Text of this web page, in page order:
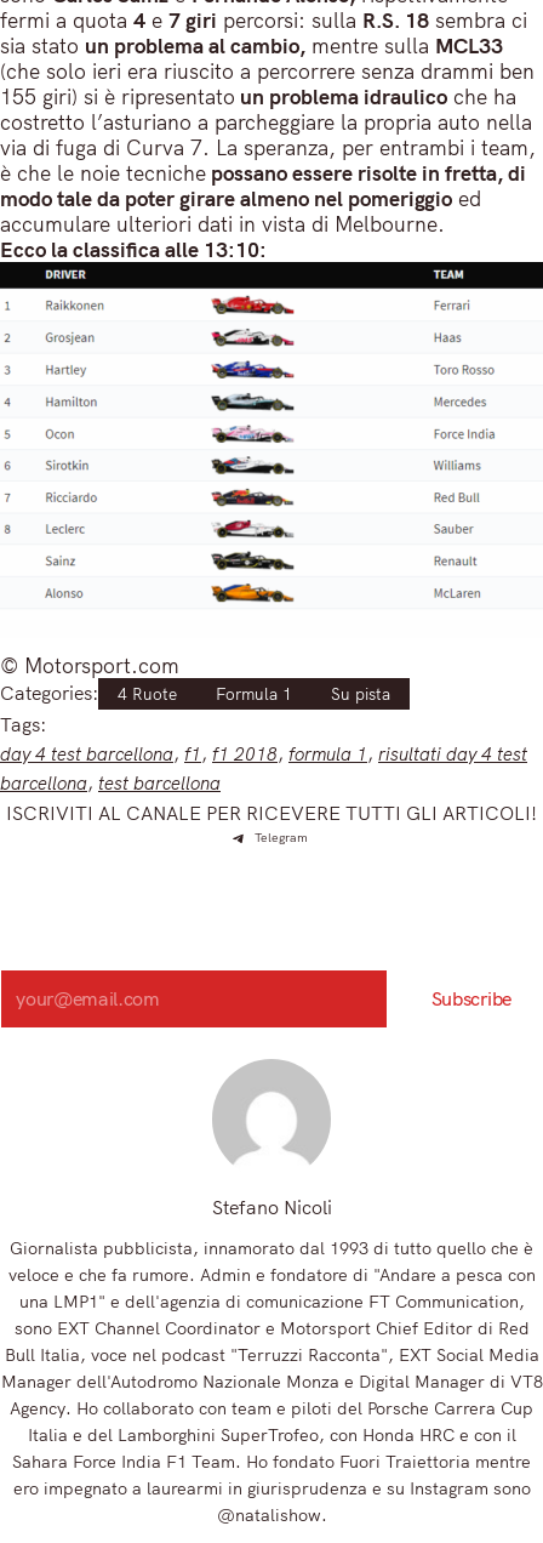
fermi a quota 4 e 7 giri percorsi: sulla R.S. 18 sembra ci
sia stato un problema al cambio, mentre sulla MCL33
(che solo ieri era riuscito a percorrere senza drammi ben
155 giri) si è ripresentato un problema idraulico che ha
costretto l’asturiano a parcheggiare la propria auto nella
via di fuga di Curva 7. La speranza, per entrambi i team,
è che le noie tecniche possano essere risolte in fretta, di
modo tale da poter girare almeno nel pomeriggio ed
accumulare ulteriori dati in vista di Melbourne.
Ecco la classifica alle 13:10:
© Motorsport.com
Categories: 4 Ruote Formula 1 Su pista
Tags:
day 4 test barcellona, f1 , f1 2018, formula 1 , risultati day 4 test
barcellona, test barcellona
ISCRIVITI AL CANALE PER RICEVERE TUTTI GLI ARTICOLI!
Telegram
Search
Subscribe
Stefano Nicoli
Giornalista pubblicista, innamorato dal 1993 di tutto quello che è
veloce e che fa rumore. Admin e fondatore di "Andare a pesca con
una LMP1" e dell'agenzia di comunicazione FT Communication,
sono EXT Channel Coordinator e Motorsport Chief Editor di Red
Bull Italia, voce nel podcast "Terruzzi Racconta", EXT Social Media
Manager dell'Autodromo Nazionale Monza e Digital Manager di VT8
Agency. Ho collaborato con team e piloti del Porsche Carrera Cup
Italia e del Lamborghini SuperTrofeo, con Honda HRC e con il
Sahara Force India F1 Team. Ho fondato Fuori Traiettoria mentre
ero impegnato a laurearmi in giurisprudenza e su Instagram sono
@natalishow.